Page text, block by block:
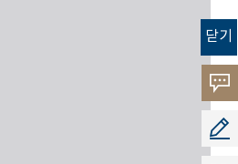
닫기
고객
소리
공모